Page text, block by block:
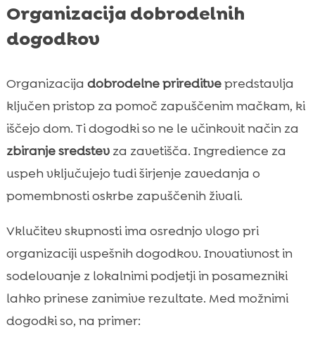
Organizacija dobrodelnih
dogodkov
Organizacija dobrodelne prireditvepredstavlja
ključen pristop za pomoč zapuščenim mačkam, ki
iščejo dom. Ti dogodki so ne le učinkovit način za
zbiranje sredstevza zavetišča. Ingredience za
uspeh vključujejo tudi širjenje zavedanja o
pomembnosti oskrbe zapuščenih živali.
Vklučitev skupnosti ima osrednjo vlogo pri
organizaciji uspešnih dogodkov. Inovativnost in
sodelovanje z lokalnimi podjetji in posamezniki
lahko prinese zanimive rezultate. Med možnimi
dogodki so, na primer: